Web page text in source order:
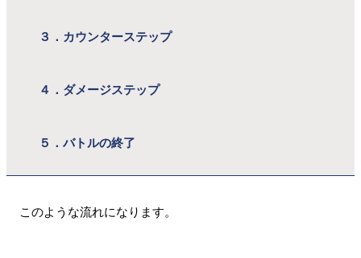
３．カウンターステップ
４．ダメージステップ
５．バトルの終了
このような流れになります。